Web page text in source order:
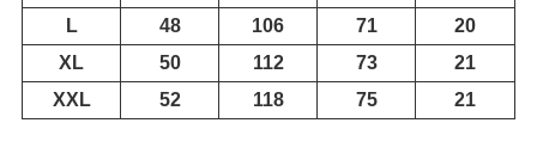
L
48 106 71
20
XL
50 112 73
21
XXL
52 118 75 21